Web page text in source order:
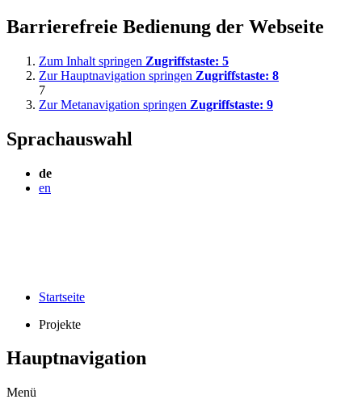
Barrierefreie Bedienung der Webseite
Zum Inhalt springen Zugriffstaste: 5
Zur Hauptnavigation springen Zugriffstaste: 8
7
Zur Metanavigation springen Zugriffstaste: 9
Sprachauswahl
de
en
Startseite
Projekte
Hauptnavigation
Menü